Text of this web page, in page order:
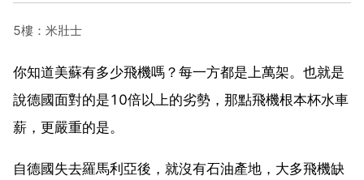
5樓：米壯士
你知道美蘇有多少飛機嗎？每一方都是上萬架。也就是
說德國面對的是10倍以上的劣勢，那點飛機根本杯水車
薪，更嚴重的是。
自德國失去羅馬利亞後，就沒有石油產地，大多飛機缺